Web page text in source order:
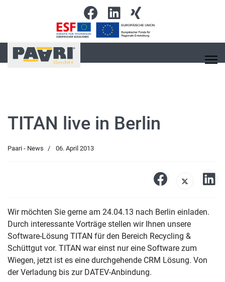
TITAN live in Berlin
Paari - News 06. April 2013
Wir möchten Sie gerne am 24.04.13 nach Berlin einladen.
Durch interessante Vorträge stellen wir Ihnen unsere
Software-Lösung TITAN für den Bereich Recycling &
Schüttgut vor. TITAN war einst nur eine Software zum
Wiegen, jetzt ist es eine durchgehende CRM Lösung. Von
der Verladung bis zur DATEV-Anbindung.